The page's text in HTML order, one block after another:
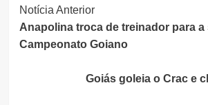
Continue
Lendo
Notícia Anterior
Anapolina troca de treinador para
Campeonato Goiano
Goiás goleia o Crac e